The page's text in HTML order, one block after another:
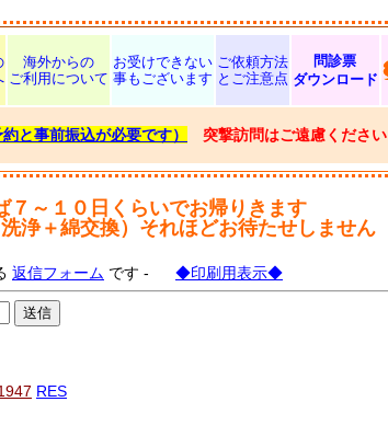
海外からの
ご利用について
お受けできない
事もございます
ご依頼方法
とご注意点
問診票
ダウンロード
と事前振込が必要です） 突撃訪問はご遠慮ください
７～１０日くらいでお帰りきます
浄＋綿交換）それほどお待たせしません
返信フォーム です - ◆印刷用表示◆
RES